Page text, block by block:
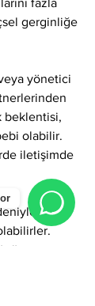
fazla
gerginliğe
yönetici
beklentisi,
olabilir.
iletişimde
hayal